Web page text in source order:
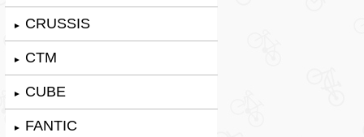
► CRUSSIS
► CTM
► CUBE
► FANTIC